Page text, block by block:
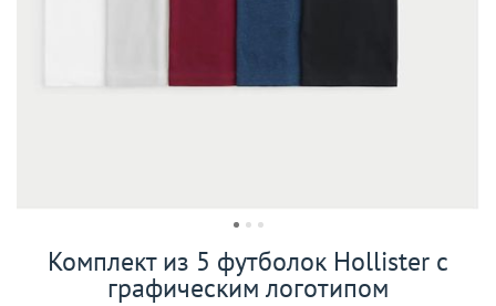
Комплект из 5 футболок Hollister с
графическим логотипом